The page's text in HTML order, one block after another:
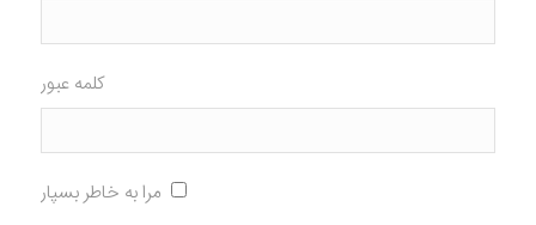
کلمه عبور
مرا به خاطر بسپار